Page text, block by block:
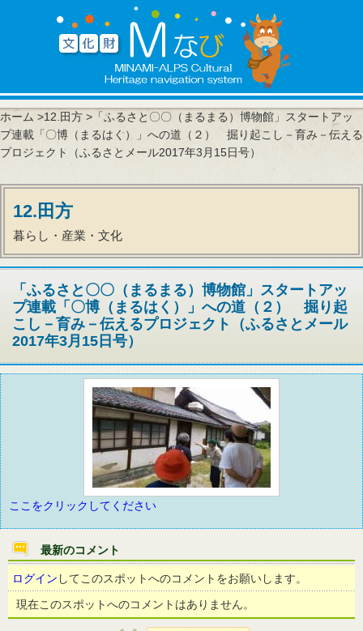
ホーム >12.田方 >「ふるさと〇〇（まるまる）博物館」スタートアッ
プ連載「〇博（まるはく）」への道（２） 掘り起こし－育み－伝える
プロジェクト（ふるさとメール2017年3月15日号）
12.田方
暮らし・産業・文化
「ふるさと〇〇（まるまる）博物館」スタートアッ
プ連載「〇博（まるはく）」への道（２） 掘り起
こし－育み－伝えるプロジェクト（ふるさとメール
2017年3月15日号）
ここをクリックしてください
最新のコメント
ログイン してこのスポットへのコメントをお願いします。
現在このスポットへのコメントはありません。